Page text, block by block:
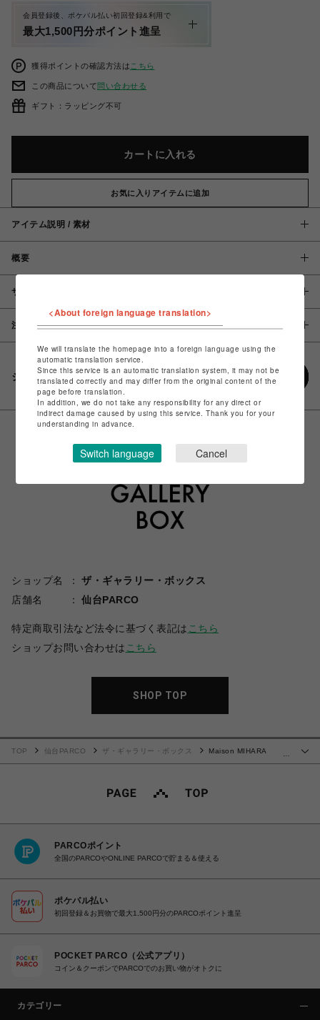
会員登録後、ポケパル払い初回登録&利用で
最大1,500円分ポイント進呈
獲得ポイントの確認方法は こちら
この商品について問い合わせる
ギフト：ラッピング不可
カートに入れる
お気に入りアイテムに追加
アイテム説明 / 素材
概要
サイズ
注意事項
シェアする
ショップ名
ザ・ギャラリー・ボックス
店舗名
仙台PARCO
特定商取引法など法令に基づく表記は こちら
ショップお問い合わせは こちら
SHOP TOP
TOP 仙台PARCO ザ・ギャラリー・ボックス
Maison MIHARA
PARCOポイント
全国のPARCOやONLINE PARCOで貯まる＆使える
ポケパル払い
初回登録＆お買物で最大1,500円分のPARCOポイント進呈
POCKET PARCO（公式アプリ）
コイン＆クーポンでPARCOでのお買い物がオトクに
カテゴリー
<About foreign language translation>
We will translate the homepage into a foreign language using the
automatic translation service.
Since this service is an automatic translation system, it may not be
translated correctly and may differ from the original content of the
page before translation.
In addition, we do not take any responsibility for any direct or
indirect damage caused by using this service. Thank you for your
understanding in advance.
Switch language Cancel